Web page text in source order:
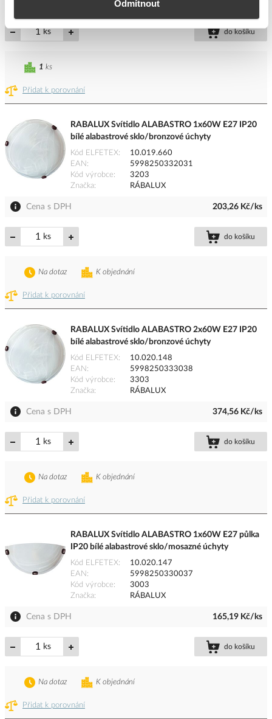
Odmítnout
ks do košíku
Přidat k porovnání
1 ks
RABALUX Svítidlo ALABASTRO 1x60W E27 IP20
bílé alabastrové sklo/bronzové úchyty
Kód ELFETEX
10.019.660
EAN
5998250332031
Kód výrobce
3203
Značka
RÁBALUX
Cena s DPH 203,26 Kč/ks
ks do košíku
Přidat k porovnání
K objednání
Na dotaz
RABALUX Svítidlo ALABASTRO 2x60W E27 IP20
bílé alabastrové sklo/bronzové úchyty
Kód ELFETEX
10.020.148
EAN
5998250333038
Kód výrobce
3303
Značka
RÁBALUX
Cena s DPH 374,56 Kč/ks
ks do košíku
Přidat k porovnání
K objednání
Na dotaz
RABALUX Svítidlo ALABASTRO 1x60W E27 půlka
IP20 bílé alabastrové sklo/mosazné úchyty
Kód ELFETEX
10.020.147
EAN
5998250330037
Kód výrobce
3003
Značka
RÁBALUX
Cena s DPH 165,19 Kč/ks
ks do košíku
Přidat k porovnání
K objednání
Na dotaz